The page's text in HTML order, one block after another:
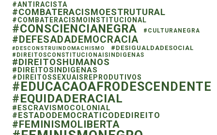
#ANTIRACISTA
#COMBATERACISMOESTRUTURAL
#COMBATERACISMOINSTITUCIONAL
#CONSCIENCIANEGRA #CULTURANEGRA
#DEFESADADEMOCRACIA
#DESCONSTRUINDOMACHISMO #DESIGUALDADESOCIAL
#DIREITOSCONSTITUCIONAISINDIGENAS
#DIREITOSHUMANOS
#DIREITOSINDIGENAS
#DIREITOSSEXUAISREPRODUTIVOS
#EDUCACAOAFRODESCENDENTE
#EQUIDADERACIAL
#ESCRAVISMOCOLONIAL
#ESTADODEMOCRATICODEDIREITO
#FEMINISMOLIBERTA